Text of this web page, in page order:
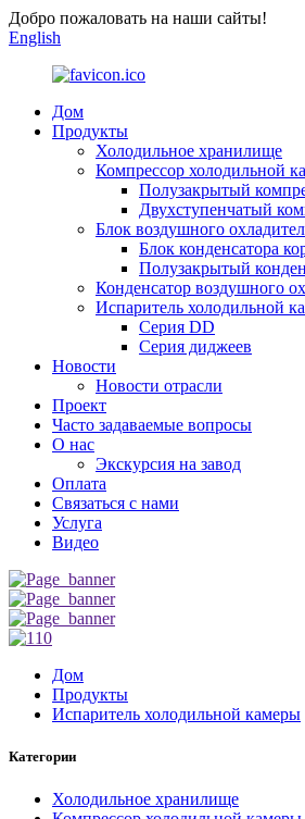
Добро пожаловать на наши сайты!
English
Дом
Продукты
Холодильное хранилище
Компрессор холодильной
Полузакрытый
Двухступенчатый
Блок воздушного
Блок конденсатора
Полузакрытый
Конденсатор воздушного
Испаритель холодильной
Серия DD
Серия диджеев
Новости
Новости отрасли
Проект
Часто задаваемые вопросы
О нас
Экскурсия на завод
Оплата
Связаться с нами
Услуга
Видео
Дом
Продукты
Испаритель холодильной камеры
Категории
Холодильное хранилище